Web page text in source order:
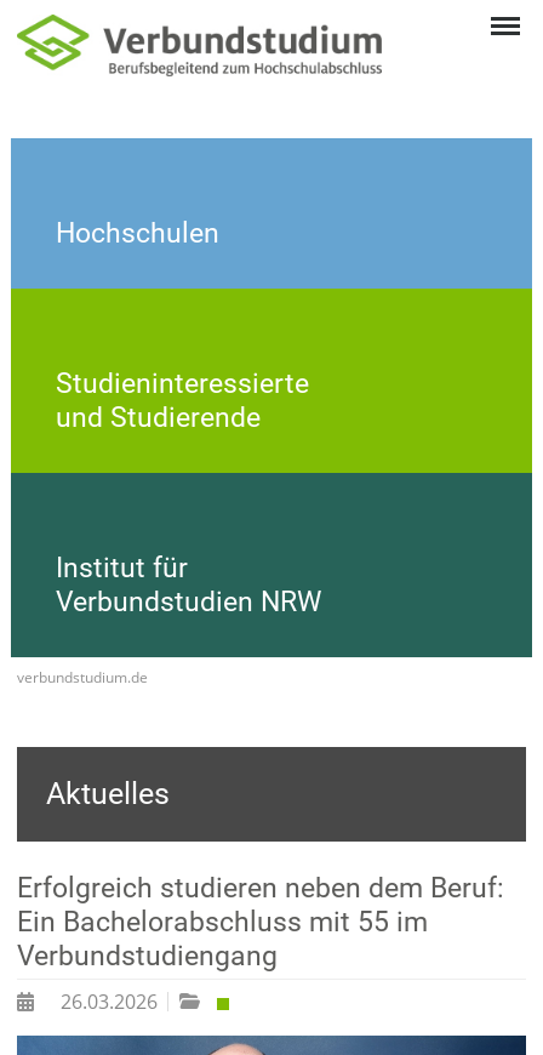
Hochschulen
Studieninteressierte
und Studierende
Institut für
Verbundstudien NRW
verbundstudium.de
Aktuelles
Erfolgreich studieren neben dem Beruf:
Ein Bachelorabschluss mit 55 im
Verbundstudiengang
26.03.2026